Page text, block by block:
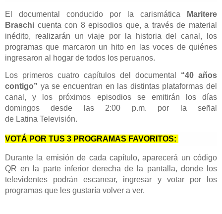
El documental conducido por la carismática
Maritere
Braschi cuenta con 8 episodios que, a través de material
inédito, realizarán un viaje por la historia del canal, los
programas que marcaron un hito en las voces de quiénes
ingresaron al hogar de todos los peruanos.
Los primeros cuatro capítulos del documental “40 años
contigo” ya se encuentran en las distintas plataformas del
canal, y los próximos episodios se emitirán los días
domingos desde las 2:00 p.m. por la señal
de Latina Televisión.
VOTÁ POR TUS 3 PROGRAMAS FAVORITOS:
Durante la emisión de cada capítulo, aparecerá un código
QR en la parte inferior derecha de la pantalla, donde los
televidentes podrán escanear, ingresar y votar por los
programas que les gustaría volver a ver.